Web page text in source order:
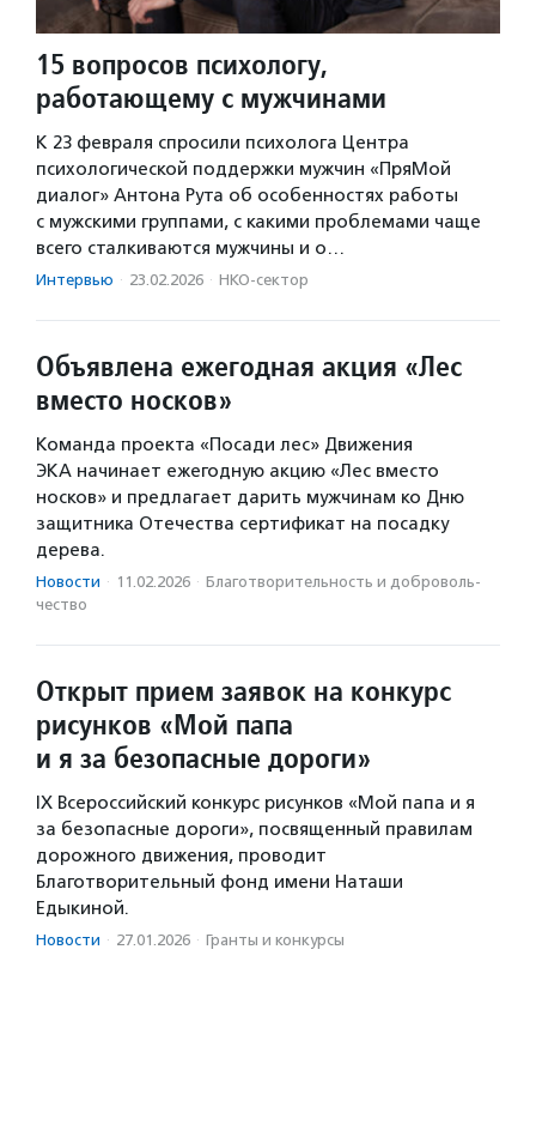
15 вопросов психологу,
работающему с мужчинами
К 23 февраля спросили психолога Центра
психологической поддержки мужчин «ПряМой
диалог» Антона Рута об особенностях работы
с мужскими группами, с какими проблемами чаще
всего сталкиваются мужчины и о…
Интервью · 23.02.2026 · НКО-сектор
Объявлена ежегодная акция «Лес
вместо носков»
Команда проекта «Посади лес» Движения
ЭКА начинает ежегодную акцию «Лес вместо
носков» и предлагает дарить мужчинам ко Дню
защитника Отечества сертификат на посадку
дерева.
Новости · 11.02.2026 · Благотвори­тель­ность и доброволь­
чест­во
Открыт прием заявок на конкурс
рисунков «Мой папа
и я за безопасные дороги»
IX Всероссийский конкурс рисунков «Мой папа и я
за безопасные дороги», посвященный правилам
дорожного движения, проводит
Благотворительный фонд имени Наташи
Едыкиной.
Новости · 27.01.2026 · Гранты и конкурсы